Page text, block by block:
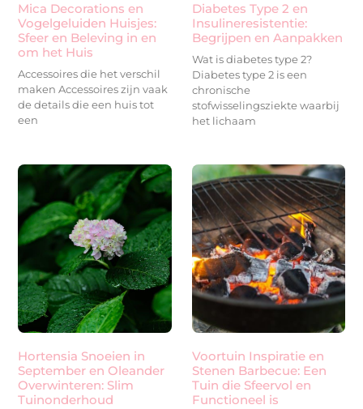
Mica Decorations en
Vogelgeluiden Huisjes:
Sfeer en Beleving in en
om het Huis
Accessoires die het verschil
maken Accessoires zijn vaak
de details die een huis tot
een
Diabetes Type 2 en
Insulineresistentie:
Begrijpen en Aanpakken
Wat is diabetes type 2?
Diabetes type 2 is een
chronische
stofwisselingsziekte waarbij
het lichaam
Hortensia Snoeien in
September en Oleander
Overwinteren: Slim
Tuinonderhoud
Voortuin Inspiratie en
Stenen Barbecue: Een
Tuin die Sfeervol en
Functioneel is